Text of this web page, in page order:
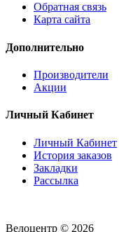
Обратная связь
Карта сайта
Дополнительно
Производители
Акции
Личный Кабинет
Личный Кабинет
История заказов
Закладки
Рассылка
Велоцентр © 2026